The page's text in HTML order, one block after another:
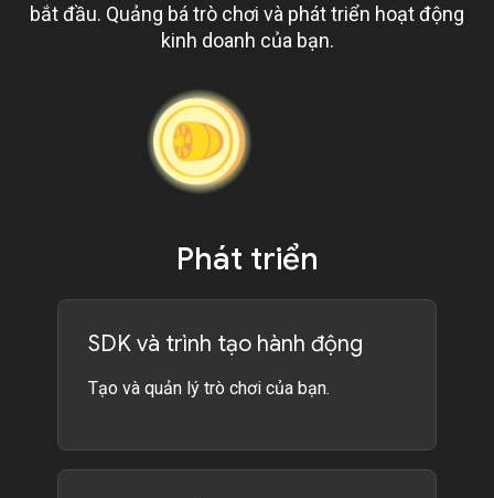
bắt đầu. Quảng bá trò chơi và phát triển hoạt động
kinh doanh của bạn.
Phát triển
SDK và trình tạo hành động
Tạo và quản lý trò chơi của bạn.